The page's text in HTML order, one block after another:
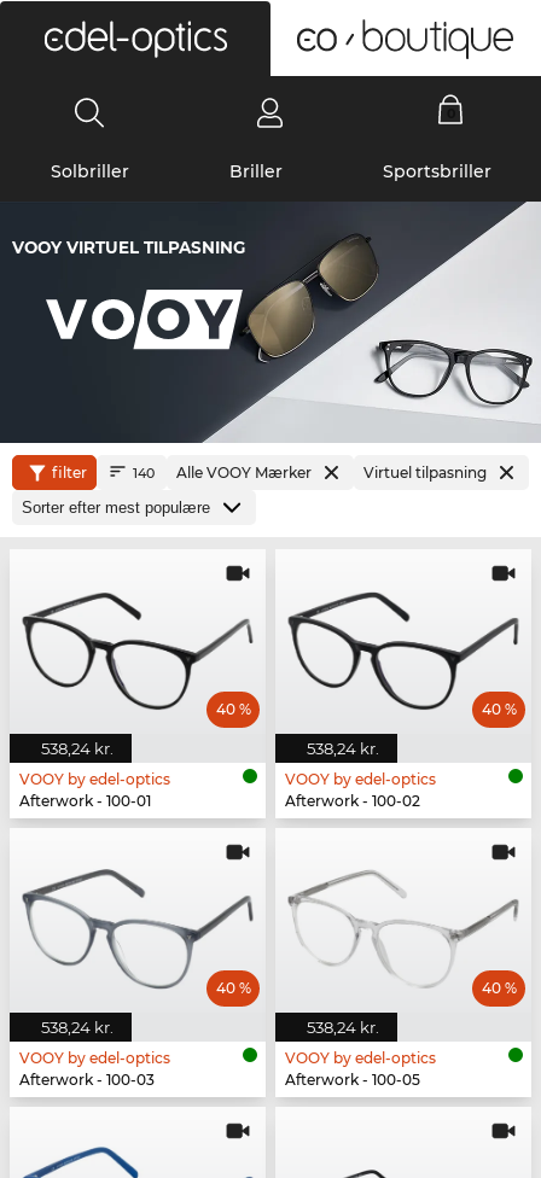
Solbriller Briller Sportsbriller
VOOY VIRTUEL TILPASNING
filter 140 Alle VOOY Mærker Virtuel tilpasning
538,24 kr.
40 %
VOOY by edel-optics
Afterwork - 100-01
538,24 kr.
40 %
VOOY by edel-optics
Afterwork - 100-02
538,24 kr.
40 %
VOOY by edel-optics
Afterwork - 100-03
538,24 kr.
40 %
VOOY by edel-optics
Afterwork - 100-05